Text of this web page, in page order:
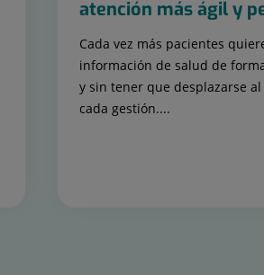
atención más ágil y
Cada vez más pacientes
información de salud de
y sin tener que desplazarse
cada gestión....